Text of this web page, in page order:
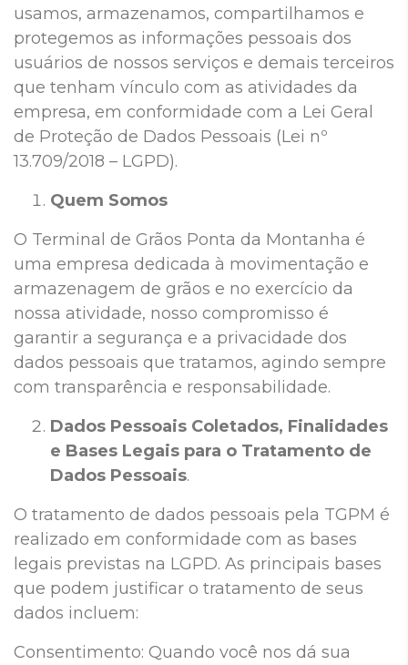
usamos, armazenamos, compartilhamos e
protegemos as informações pessoais dos
usuários de nossos serviços e demais terceiros
que tenham vínculo com as atividades da
empresa, em conformidade com a Lei Geral
de Proteção de Dados Pessoais (Lei nº
13.709/2018 – LGPD).
Quem Somos
O Terminal de Grãos Ponta da Montanha é
uma empresa dedicada à movimentação e
armazenagem de grãos e no exercício da
nossa atividade, nosso compromisso é
garantir a segurança e a privacidade dos
dados pessoais que tratamos, agindo sempre
com transparência e responsabilidade.
Dados Pessoais Coletados, Finalidades
e Bases Legais para o Tratamento de
Dados Pessoais.
O tratamento de dados pessoais pela TGPM é
realizado em conformidade com as bases
legais previstas na LGPD. As principais bases
que podem justificar o tratamento de seus
dados incluem:
Consentimento: Quando você nos dá sua